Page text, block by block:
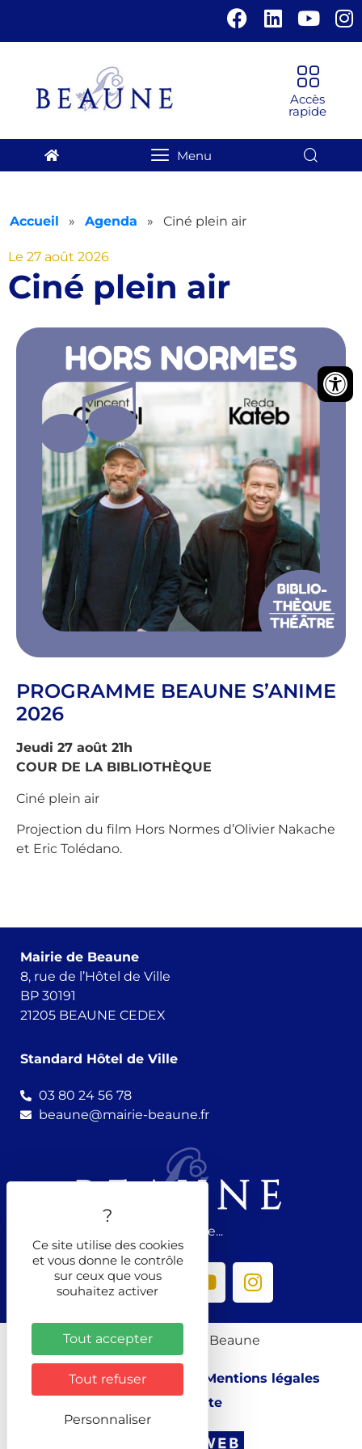
Accueil » Agenda » Ciné plein air
Le 27 août 2026
Ciné plein air
PROGRAMME BEAUNE S’ANIME
2026
Jeudi 27 août 21h
COUR DE LA BIBLIOTHÈQUE
Ciné plein air
Projection du film Hors Normes d’Olivier Nakache
et Eric Tolédano.
Mairie de Beaune
8, rue de l’Hôtel de Ville
BP 30191
21205 BEAUNE CEDEX
Standard Hôtel de Ville
03 80 24 56 78
beaune@mairie-beaune.fr
Nous suivre...
© 2026 - Ville de Beaune
Contacter la Mairie
Mentions légales
Plan du site
Ce site utilise des cookies
et vous donne le contrôle
sur ceux que vous
souhaitez activer
Tout accepter
Tout refuser
Personnaliser